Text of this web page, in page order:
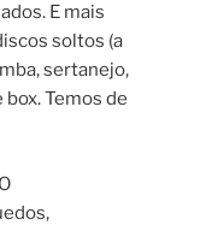
E mais
soltos (a
sertanejo,
Temos de